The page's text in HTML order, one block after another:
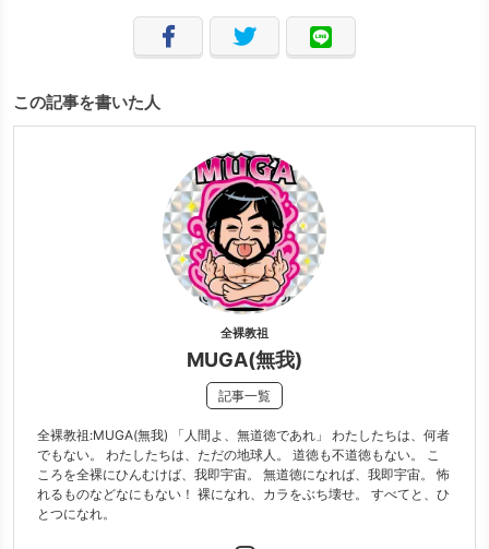
この記事を書いた人
全裸教祖
MUGA(無我)
記事一覧
全裸教祖:MUGA(無我) 「人間よ、無道徳であれ」 わたしたちは、何者
でもない。 わたしたちは、ただの地球人。 道徳も不道徳もない。 こ
ころを全裸にひんむけば、我即宇宙。 無道徳になれば、我即宇宙。 怖
れるものなどなにもない！ 裸になれ、カラをぶち壊せ。 すべてと、ひ
とつになれ。